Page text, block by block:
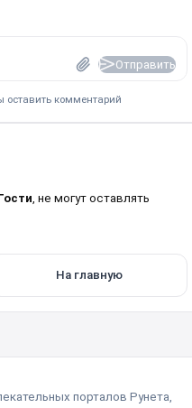
Отправить
оставить комментарий
, не могут оставлять
На главную
порталов Рунета,